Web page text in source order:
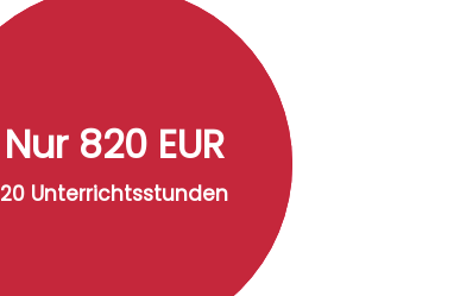
Nur 820 EUR
20 Unterrichtsstunden